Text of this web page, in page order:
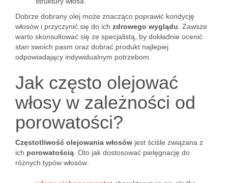
Dobrze dobrany olej może znacząco poprawić kondycję
włosów i przyczynić się do ich zdrowego wyglądu . Zawsze
warto skonsultować się ze specjalistą, by dokładnie ocenić
stan swoich pasm oraz dobrać produkt najlepiej
odpowiadający indywidualnym potrzebom.
Jak często olejować
włosy w zależności od
porowatości?
Częstotliwość olejowania włosów jest ściśle związana z
ich porowatością . Oto jak dostosować pielęgnację do
różnych typów włosów: